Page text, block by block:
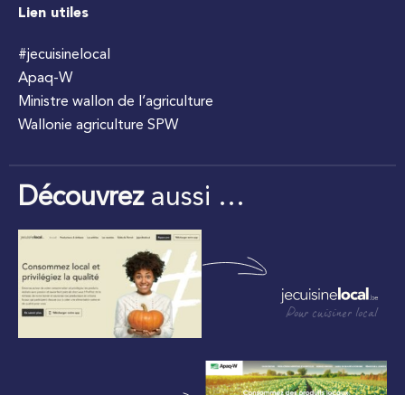
Lien utiles
#jecuisinelocal
Apaq-W
Ministre wallon de l’agriculture
Wallonie agriculture SPW
Découvrezaussi …
Pour cuisiner local